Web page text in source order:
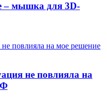
– мышка для 3D-
не повлияла на